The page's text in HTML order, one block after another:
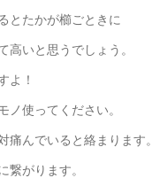
とたかが櫛ごときに
高いと思うでしょう。
よ！
ノ使ってください。
痛んでいると絡まります。
繋がります。